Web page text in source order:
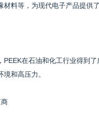
材料等，为现代电子产品提供
PEEK在石油和化工行业得到
和高压力。